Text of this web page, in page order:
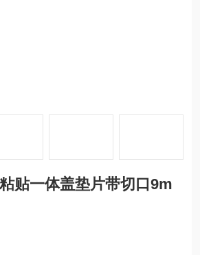
贴一体盖垫片带切口9m